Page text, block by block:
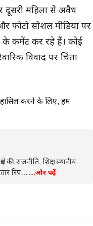
दूसरी महिला से अवैध
फोटो सोशल मीडिया पर
के कमेंट कर रहे हैं। कोई
विवाद पर चिंता
करने के लिए, हमें
की राजनीति, शिक्षा, स्थानीय
रिप…
…और पढ़ें